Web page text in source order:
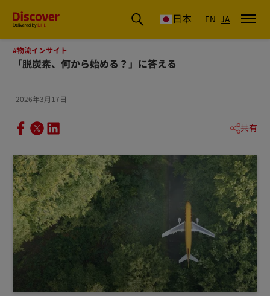
DHL Discover Japan 日本 EN JA
#物流インサイト
「脱炭素、何から始める？」に答える
2026年3月17日
共有